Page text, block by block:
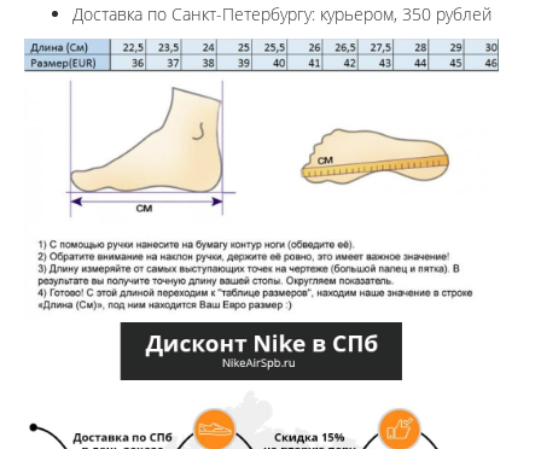
Доставка по Санкт-Петербургу: курьером, 350 рублей